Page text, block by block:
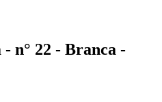
- n° 22 - Branca -